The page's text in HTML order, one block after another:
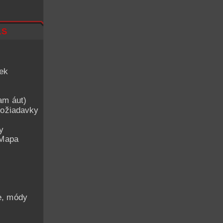
áut)
módy